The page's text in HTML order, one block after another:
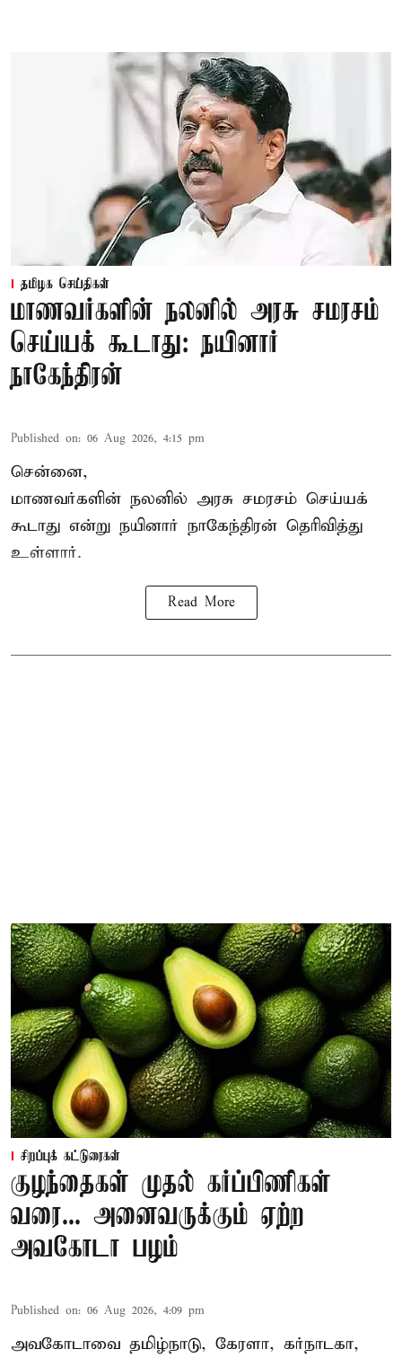
தமிழக செய்திகள்
மாணவர்களின் நலனில் அரசு சமரசம்
செய்யக் கூடாது: நயினார்
நாகேந்திரன்
Published on: 06 Aug 2026, 4:15 pm
சென்னை,
மாணவர்களின் நலனில் அரசு சமரசம் செய்யக்
கூடாது என்று நயினார் நாகேந்திரன் தெரிவித்து
உள்ளார்.
Read More
சிறப்புக் கட்டுரைகள்
குழந்தைகள் முதல் கர்ப்பிணிகள்
வரை... அனைவருக்கும் ஏற்ற
அவகோடா பழம்
Published on: 06 Aug 2026, 4:09 pm
அவகோடாவை தமிழ்நாடு, கேரளா, கர்நாடகா,